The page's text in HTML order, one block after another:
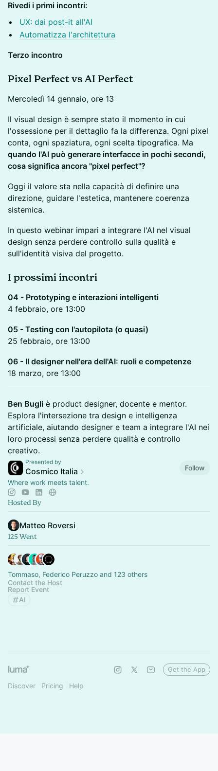
Rivedi i primi incontri:
UX: dai post-it all'AI
Automatizza l'architettura
Terzo incontro
Pixel Perfect vs AI Perfect
Mercoledì 14 gennaio, ore 13
Il visual design è sempre stato il momento in cui
l'ossessione per il dettaglio fa la differenza. Ogni pixel
conta, ogni spaziatura, ogni scelta tipografica. Ma
quando l'AI può generare interfacce in pochi secondi,
cosa significa ancora "pixel perfect"?
Oggi il valore sta nella capacità di definire una
direzione, guidare l'estetica, mantenere coerenza
sistemica.
In questo webinar impari a integrare l'AI nel visual
design senza perdere controllo sulla qualità e
sull'identità visiva del progetto.
I prossimi incontri
04 - Prototyping e interazioni intelligenti
4 febbraio, ore 13:00
05 - Testing con l'autopilota (o quasi)
25 febbraio, ore 13:00
06 - Il designer nell'era dell'AI: ruoli e competenze
18 marzo, ore 13:00
Ben Bugli è product designer, docente e mentor.
Esplora l'intersezione tra design e intelligenza
artificiale, aiutando designer e team a integrare l'AI nei
loro processi senza perdere qualità e controllo
creativo.
Presented by
Cosmico Italia
Follow
Where work meets talent.
Hosted By
Matteo Roversi
125 Went
Tommaso, Federico Peruzzo and 123 others
Contact the Host
Report Event
AI
Discover Pricing Help
Get the App